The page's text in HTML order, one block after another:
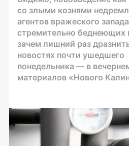
со злыми кознями
агентов вражеского
стремительно беднеющих
зачем лишний раз
новостях почти ушедшего
понедельника — в
материалов «Нового